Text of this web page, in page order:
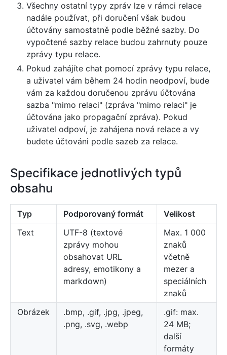
Všechny ostatní typy zpráv lze v rámci relace
nadále používat, při doručení však budou
účtovány samostatně podle běžné sazby. Do
vypočtené sazby relace budou zahrnuty pouze
zprávy typu relace.
Pokud zahájíte chat pomocí zprávy typu relace,
a uživatel vám během 24 hodin neodpoví, bude
vám za každou doručenou zprávu účtována
sazba "mimo relaci" (zpráva "mimo relaci" je
účtována jako propagační zpráva). Pokud
uživatel odpoví, je zahájena nová relace a vy
budete účtováni podle sazeb za relace.
Specifikace jednotlivých typů
obsahu
Typ Podporovaný formát
Velikost
Text
UTF-8 (textové
zprávy mohou
obsahovat URL
adresy, emotikony a
markdown)
Max. 1 000
znaků
včetně
mezer a
speciálních
znaků
Obrázek
.bmp, .gif, .jpg, .jpeg,
.png, .svg, .webp
.gif: max.
24 MB;
další
formáty